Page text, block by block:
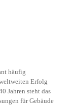
häufig
Erfolg
Jahren steht das
für Gebäude